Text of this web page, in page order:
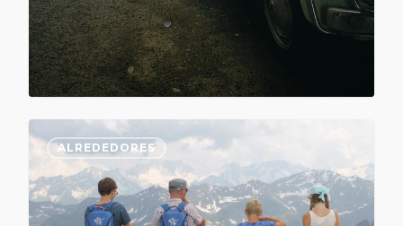
ALREDEDORES